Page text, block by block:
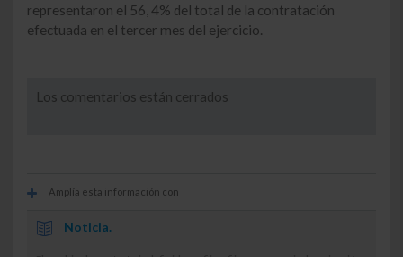
representaron el 56, 4% del total de la contratación
efectuada en el tercer mes del ejercicio.
Los comentarios están cerrados
Amplía esta información con
Noticia.